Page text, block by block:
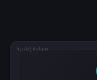
مساحة إعلانية